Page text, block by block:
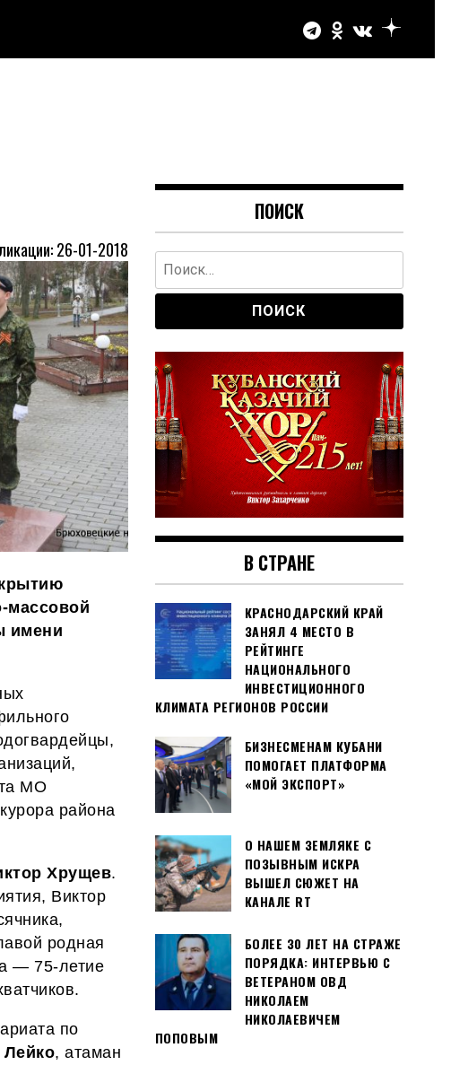
26-01-2018
массовой
имени
МО
района
Хрущев.
Виктор
родная
— 75-летие
по
Лейко, атаман
ПОИСК
Найти:
В СТРАНЕ
КРАСНОДАРСКИЙ КРАЙ
ЗАНЯЛ 4 МЕСТО В
РЕЙТИНГЕ
НАЦИОНАЛЬНОГО
ИНВЕСТИЦИОННОГО
КЛИМАТА РЕГИОНОВ РОССИИ
БИЗНЕСМЕНАМ КУБАНИ
ПОМОГАЕТ ПЛАТФОРМА
«МОЙ ЭКСПОРТ»
О НАШЕМ ЗЕМЛЯКЕ С
ПОЗЫВНЫМ ИСКРА
ВЫШЕЛ СЮЖЕТ НА
КАНАЛЕ RT
БОЛЕЕ 30 ЛЕТ НА СТРАЖЕ
ПОРЯДКА: ИНТЕРВЬЮ С
ВЕТЕРАНОМ ОВД
НИКОЛАЕМ
НИКОЛАЕВИЧЕМ
ПОПОВЫМ